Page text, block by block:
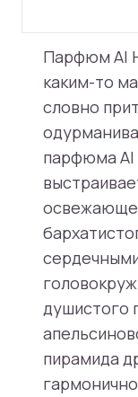
Парфюм Al
каким-то
словно
парфюма Al
душистого
пирамида